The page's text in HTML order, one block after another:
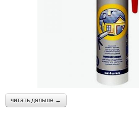
читать дальше →